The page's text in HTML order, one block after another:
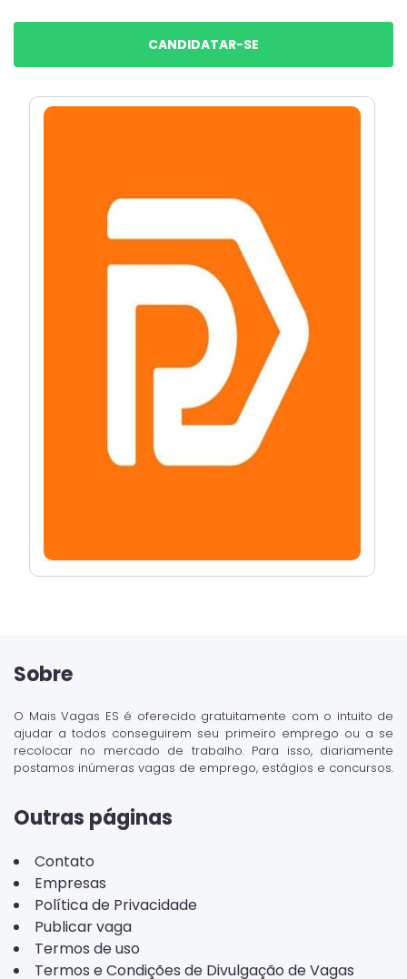
CANDIDATAR-SE
Sobre
O Mais Vagas ES é oferecido gratuitamente com o intuito de
ajudar a todos conseguirem seu primeiro emprego ou a se
recolocar no mercado de trabalho. Para isso, diariamente
postamos inúmeras vagas de emprego, estágios e concursos.
Outras páginas
Contato
Empresas
Política de Privacidade
Publicar vaga
Termos de uso
Termos e Condições de Divulgação de Vagas